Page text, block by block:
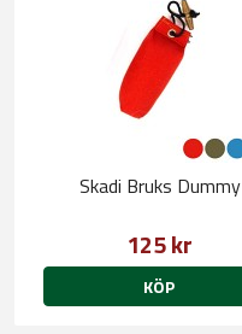
Skadi Bruks Dummy
125 kr
KÖP